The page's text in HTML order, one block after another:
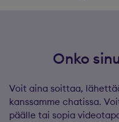
Onko
Voit aina soittaa,
kanssamme chatissa.
päälle tai sopia